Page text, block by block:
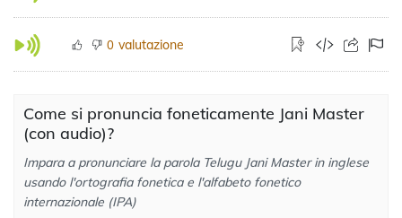
0 valutazione
Come si pronuncia foneticamente Jani Master
(con audio)?
Impara a pronunciare la parola Telugu Jani Master in inglese
usando l'ortografia fonetica e l'alfabeto fonetico
internazionale (IPA)